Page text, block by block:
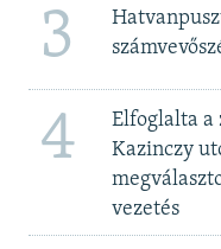
3
4
Elfoglalta a
Kazinczy
vezetés